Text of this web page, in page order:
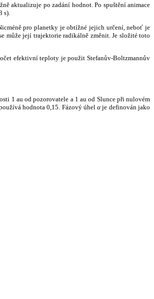
aktualizuje po zadání hodnot. Po spuštění animace
s).
pro planetky je obtížné jejich určení, neboť je
může její trajektorie radikálně změnit. Je složité toto
efektivní teploty je použit Stefanův-Boltzmannův
1 au od pozorovatele a 1 au od Slunce při nulovém
hodnota 0,15. Fázový úhelα je definován jako